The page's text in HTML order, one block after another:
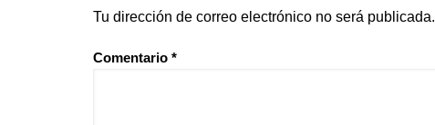
Tu dirección de correo electrónico no será publicada.
Comentario *